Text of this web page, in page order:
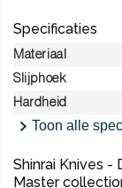
Specificaties
Materiaal
Slijphoek
Hardheid
Toon alle
Shinrai Knives -
Master